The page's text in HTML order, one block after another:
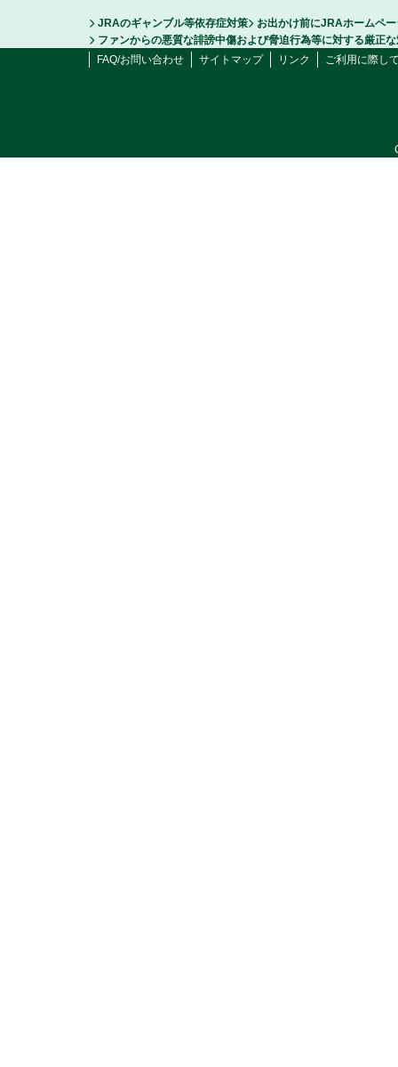
JRAのギャンブル等依存症対策
お出かけ前にJRAホームペ
ファンからの悪質な誹謗中傷および脅迫行為等に対する厳正
FAQ/お問い合わせ
サイトマップ リンク ご利用に際し